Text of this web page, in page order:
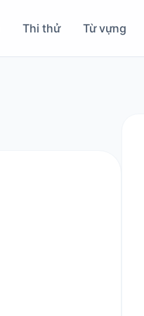
Thi thử Từ vựng